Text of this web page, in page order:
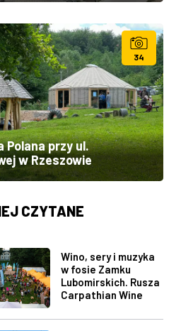
34
Polana przy ul.
w Rzeszowie
CZYTANE
Wino, sery i muzyka
w fosie Zamku
Lubomirskich. Rusza
Carpathian Wine